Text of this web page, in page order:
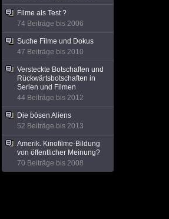
Filme als Test ?
74 Beiträge bis 2006
Suche Filme und Dokus
47 Beiträge bis 2010
Versteckte Botschaften und
Rückwärtsbotschaften in
Serien und Filmen
44 Beiträge bis 2012
Die bösen Aliens
52 Beiträge bis 2013
Amerik. Kinofilme-Bildung
von öffentlicher Meinung?
70 Beiträge bis 2008